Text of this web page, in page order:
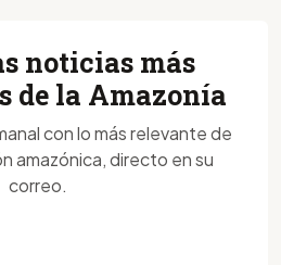
noticias más
de la Amazonía
con lo más relevante de
amazónica, directo en su
correo.